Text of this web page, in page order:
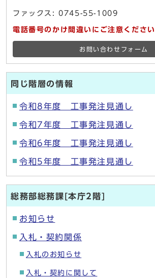
ファックス: 0745-55-1009
電話番号のかけ間違いにご注意ください
お問い合わせフォーム
同じ階層の情報
令和8年度 工事発注見通し
令和7年度 工事発注見通し
令和6年度 工事発注見通し
令和5年度 工事発注見通し
総務部総務課[本庁2階]
お知らせ
入札・契約関係
入札のお知らせ
入札・契約に関して